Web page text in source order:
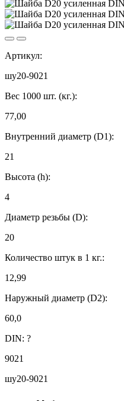
Артикул:
шу20-9021
Вес 1000 шт. (кг.):
77,00
Внутренний диаметр (D1):
21
Высота (h):
4
Диаметр резьбы (D):
20
Количество штук в 1 кг.:
12,99
Наружный диаметр (D2):
60,0
DIN: ?
9021
шу20-9021